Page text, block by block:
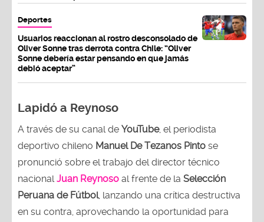
Deportes
Usuarios reaccionan al rostro desconsolado de
Oliver Sonne tras derrota contra Chile: “Oliver
Sonne debería estar pensando en que jamás
debió aceptar”
Lapidó a Reynoso
A través de su canal de YouTube, el periodista
deportivo chileno Manuel De Tezanos Pinto se
pronunció sobre el trabajo del director técnico
nacionalJuan Reynoso al frente de la Selección
Peruana de Fútbol, lanzando una crítica destructiva
en su contra, aprovechando la oportunidad para